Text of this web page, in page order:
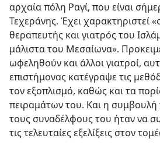
αρχαία πόλη Ραγί, που είναι
Τεχεράνης. Έχει χαρακτηριστεί
θεραπευτής και γιατρός του
μάλιστα του Μεσαίωνα».
ωφεληθούν και άλλοι γιατροί,
επιστήμονας κατέγραψε τις
τον εξοπλισμό, καθώς και τα
πειραμάτων του. Και η
τους συναδέλφους του ήταν να
τις τελευταίες εξελίξεις στον